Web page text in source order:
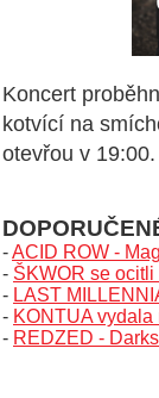
Koncert
kotvící na
otevřou v 19:00.
-ACID ROW -
- ŠKWOR se
- LAST
- KONTUA vydala
- REDZED -